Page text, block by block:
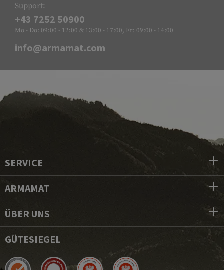
Support:
+43 7252 50900
Mo - Do: 09:00 - 12:00 & 13:00 - 17:00, Fr: 09:00 - 14:00
info@armamat.com
SERVICE
ARMAMAT
ÜBER UNS
GÜTESIEGEL